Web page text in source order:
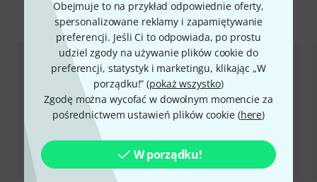
Obejmuje to na przykład odpowiednie oferty,
spersonalizowane reklamy i zapamiętywanie
preferencji. Jeśli Ci to odpowiada, po prostu
udziel zgody na używanie plików cookie do
preferencji, statystyk i marketingu, klikając „W
porządku!” (pokaż wszystko)
Zgodę można wycofać w dowolnym momencie za
pośrednictwem ustawień plików cookie (here)
W porządku!
Porównaj opcje